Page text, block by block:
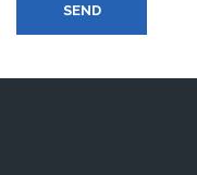
SEND